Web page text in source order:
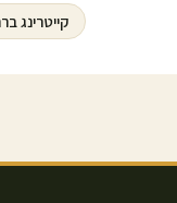
קייטרינג ב